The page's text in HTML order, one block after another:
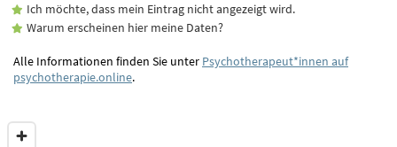
Ich möchte, dass mein Eintrag nicht angezeigt wird.
Warum erscheinen hier meine Daten?
Alle Informationen finden Sie unter Psychotherapeut*innen auf
psychotherapie.online.